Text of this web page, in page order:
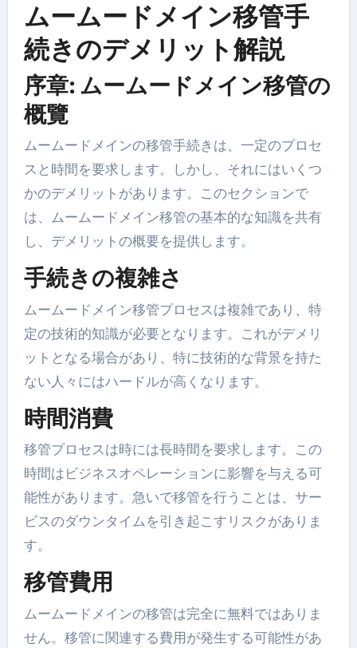
ムームードメイン移管手
続きのデメリット解説
序章: ムームードメイン移管の
概覽
ムームードメインの移管手続きは、一定のプロセ
スと時間を要求します。しかし、それにはいくつ
かのデメリットがあります。このセクションで
は、ムームードメイン移管の基本的な知識を共有
し、デメリットの概要を提供します。
手続きの複雑さ
ムームードメイン移管プロセスは複雑であり、特
定の技術的知識が必要となります。これがデメリ
ットとなる場合があり、特に技術的な背景を持た
ない人々にはハードルが高くなります。
時間消費
移管プロセスは時には長時間を要求します。この
時間はビジネスオペレーションに影響を与える可
能性があります。急いで移管を行うことは、サー
ビスのダウンタイムを引き起こすリスクがありま
す。
移管費用
ムームードメインの移管は完全に無料ではありま
せん。移管に関連する費用が発生する可能性があ